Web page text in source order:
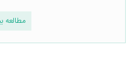
مطالعه